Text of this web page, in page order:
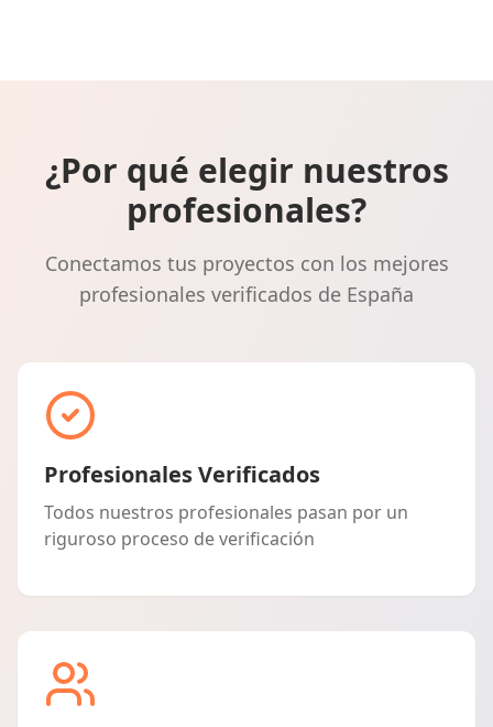
¿Por qué elegir nuestros
profesionales?
Conectamos tus proyectos con los mejores
profesionales verificados de España
Profesionales Verificados
Todos nuestros profesionales pasan por un
riguroso proceso de verificación